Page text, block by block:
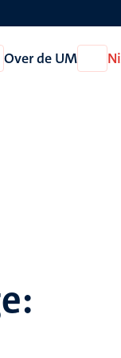
Over de UM
Open
Over